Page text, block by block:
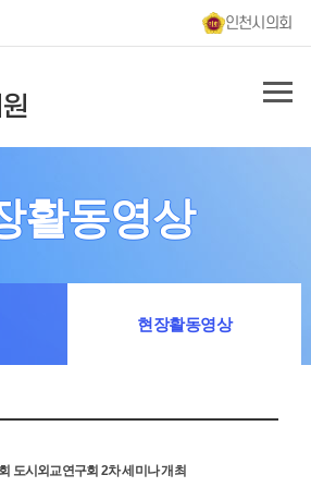
인천시의회
활동영상
현장활동영상
도시외교연구회 2차 세미나 개최